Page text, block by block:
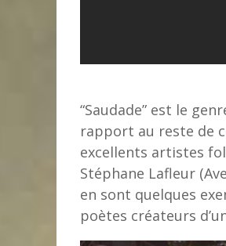
“Saudade” est le
rapport au reste de
excellents artistes
Stéphane Lafleur
en sont quelques
poètes créateurs